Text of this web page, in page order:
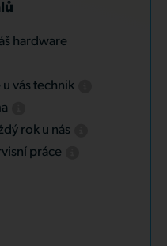
hardware
vás technik
rok u nás
práce